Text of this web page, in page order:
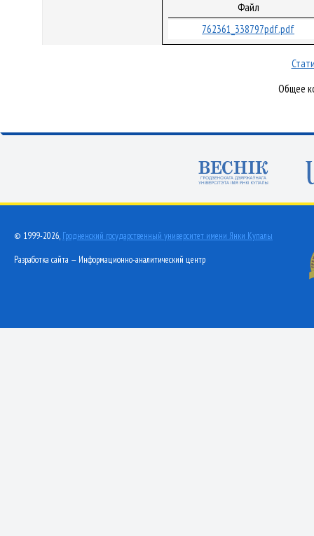
Файл
762361_338797pdf.pdf
Общее
© 1999-2026, Гродненский государственный университет имени Янки Купалы
Разработка сайта — Информационно-аналитический центр